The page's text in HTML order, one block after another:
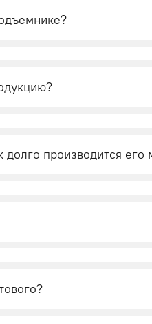
долго производится его